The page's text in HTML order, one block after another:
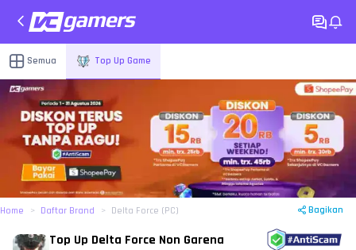
Semua Top Up Game
Home Daftar Brand Delta Force (PC) Bagikan
Top Up Delta Force Non Garena